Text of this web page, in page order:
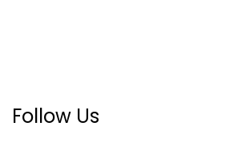
Follow Us